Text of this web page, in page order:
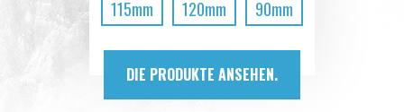
115mm 120mm 90mm
DIE PRODUKTE ANSEHEN.